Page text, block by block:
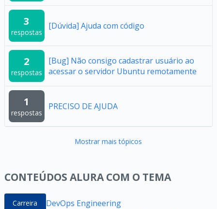
3
respostas
[Dúvida] Ajuda com código
2
respostas
[Bug] Não consigo cadastrar usuário ao
acessar o servidor Ubuntu remotamente
1
respostas
PRECISO DE AJUDA
Mostrar mais tópicos
CONTEÚDOS ALURA COM O TEMA
Carreira DevOps Engineering